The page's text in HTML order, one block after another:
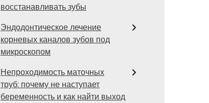
восстанавливать зубы
Эндодонтическое лечение
корневых каналов зубов под
микроскопом
Непроходимость маточных
труб: почему не наступает
беременность и как найти выход